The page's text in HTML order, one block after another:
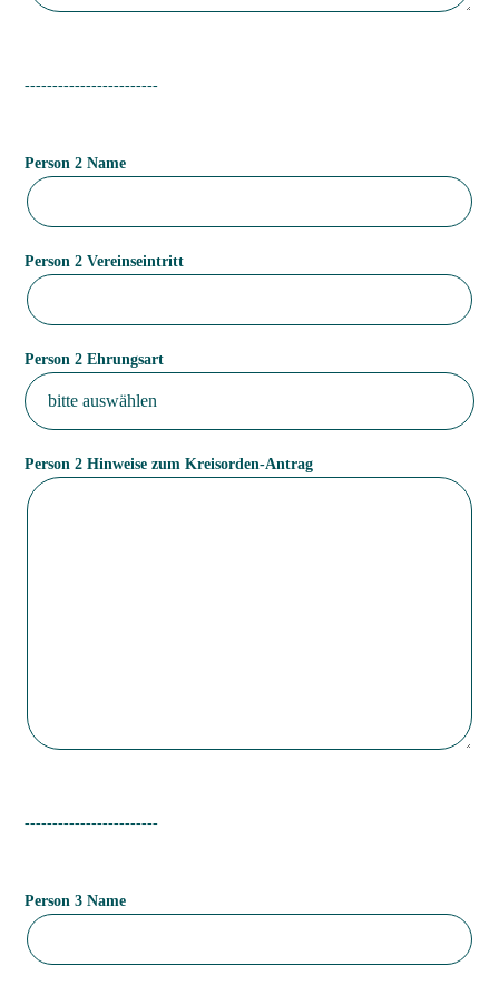
------------------------
Person 2 Name
Person 2 Vereinseintritt
Person 2 Ehrungsart
Person 2 Hinweise zum Kreisorden-Antrag
------------------------
Person 3 Name